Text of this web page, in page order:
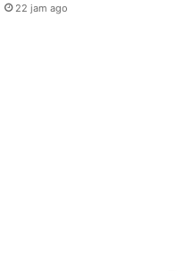
22 jam ago